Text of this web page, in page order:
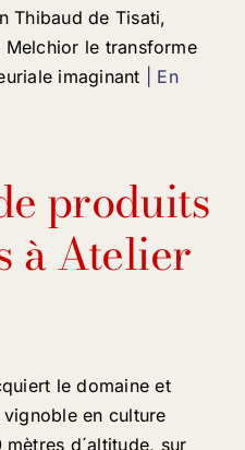
Thibaud de Tisati,
le transforme
imaginant
| En
produits
à Atelier
le domaine et
en culture
d´altitude, sur